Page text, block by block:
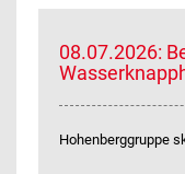
08.07.2026:
Hohenberggruppe